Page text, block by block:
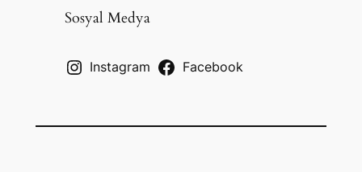
Sosyal Medya
Instagram Facebook